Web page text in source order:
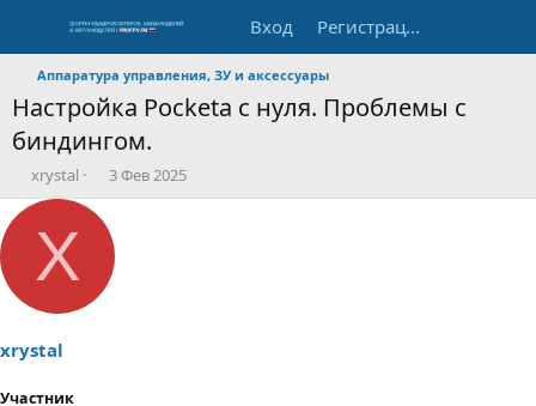
Вход Регистрация
Аппаратура управления, ЗУ и аксессуары
Настройка Pocketa с нуля. Проблемы с
биндингом.
А
в
о
т
е
ы
xrystal
Д
а
а
н
а
3 Фев 2025
X
xrystal
Участник